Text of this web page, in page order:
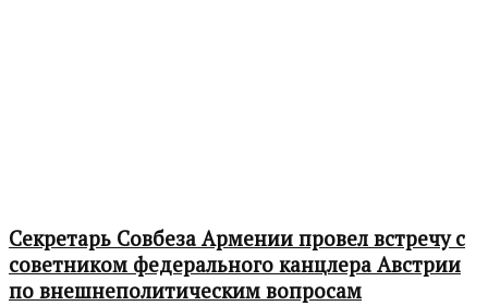
Секретарь Совбеза Армении провел встречу с
советником федерального канцлера Австрии
по внешнеполитическим вопросам